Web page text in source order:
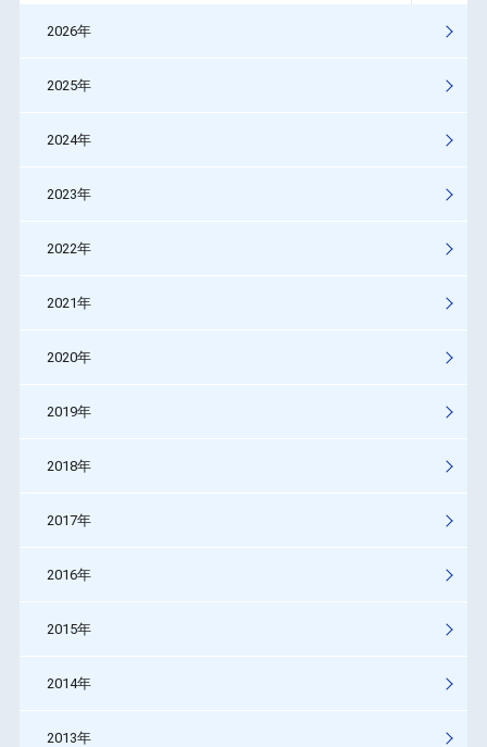
2026年
2025年
2024年
2023年
2022年
2021年
2020年
2019年
2018年
2017年
2016年
2015年
2014年
2013年